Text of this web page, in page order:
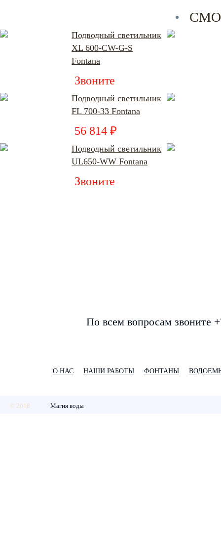
Подводный светильник
XL 600-CW-G-S
Fontana
Звоните
Подводный светильник
FL 700-33 Fontana
56 814 ₽
Подводный светильник
UL650-WW Fontana
Звоните
По всем вопросам звоните
О НАС НАШИ РАБОТЫ ФОНТАНЫ
© 2018 Магия воды